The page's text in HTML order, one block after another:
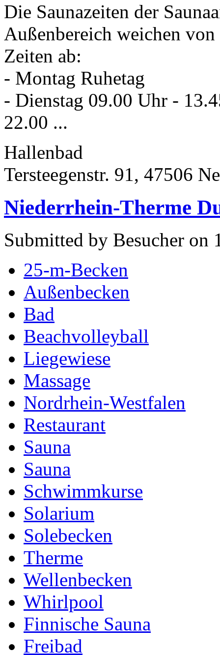
Die Saunazeiten der
Außenbereich weichen
Zeiten ab:
- Montag Ruhetag
- Dienstag 09.00 Uhr -
22.00 ...
Hallenbad
Tersteegenstr. 91, 47506
Niederrhein-Therme
Submitted by Besucher on
25-m-Becken
Außenbecken
Bad
Beachvolleyball
Liegewiese
Massage
Nordrhein-Westfalen
Restaurant
Sauna
Sauna
Schwimmkurse
Solarium
Solebecken
Therme
Wellenbecken
Whirlpool
Finnische Sauna
Freibad